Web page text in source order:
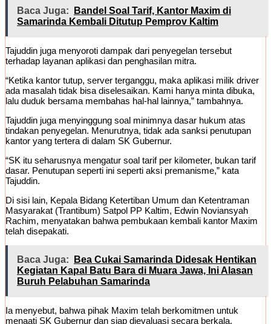
Baca Juga:
Bandel Soal Tarif, Kantor Maxim di
Samarinda Kembali Ditutup Pemprov Kaltim
Tajuddin juga menyoroti dampak dari penyegelan tersebut
terhadap layanan aplikasi dan penghasilan mitra.
“Ketika kantor tutup, server terganggu, maka aplikasi milik driver
ada masalah tidak bisa diselesaikan. Kami hanya minta dibuka,
lalu duduk bersama membahas hal-hal lainnya,” tambahnya.
Tajuddin juga menyinggung soal minimnya dasar hukum atas
tindakan penyegelan. Menurutnya, tidak ada sanksi penutupan
kantor yang tertera di dalam SK Gubernur.
“SK itu seharusnya mengatur soal tarif per kilometer, bukan tarif
dasar. Penutupan seperti ini seperti aksi premanisme,” kata
Tajuddin.
Di sisi lain, Kepala Bidang Ketertiban Umum dan Ketentraman
Masyarakat (Trantibum) Satpol PP Kaltim, Edwin Noviansyah
Rachim, menyatakan bahwa pembukaan kembali kantor Maxim
telah disepakati.
Baca Juga:
Bea Cukai Samarinda Didesak Hentikan
Kegiatan Kapal Batu Bara di Muara Jawa, Ini Alasan
Buruh Pelabuhan Samarinda
Ia menyebut, bahwa pihak Maxim telah berkomitmen untuk
menaati SK Gubernur dan siap dievaluasi secara berkala.